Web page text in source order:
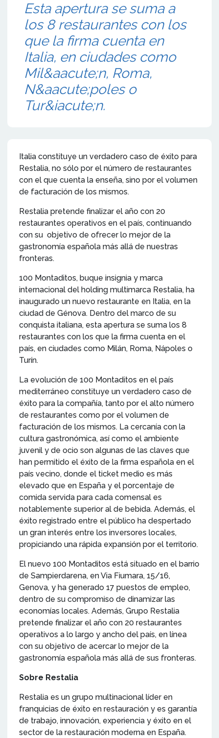
Esta apertura se suma a
los 8 restaurantes con los
que la firma cuenta en
Italia, en ciudades como
Mil&aacute;n, Roma,
N&aacute;poles o
Tur&iacute;n.
Italia constituye un verdadero caso de éxito para
Restalia, no sólo por el número de restaurantes
con el que cuenta la enseña, sino por el volumen
de facturación de los mismos.
Restalia pretende finalizar el año con 20
restaurantes operativos en el país, continuando
con su objetivo de ofrecer lo mejor de la
gastronomía española más allá de nuestras
fronteras.
100 Montaditos, buque insignia y marca
internacional del holding multimarca Restalia, ha
inaugurado un nuevo restaurante en Italia, en la
ciudad de Génova. Dentro del marco de su
conquista italiana, esta apertura se suma los 8
restaurantes con los que la firma cuenta en el
país, en ciudades como Milán, Roma, Nápoles o
Turín.
La evolución de 100 Montaditos en el país
mediterráneo constituye un verdadero caso de
éxito para la compañía, tanto por el alto número
de restaurantes como por el volumen de
facturación de los mismos. La cercanía con la
cultura gastronómica, así como el ambiente
juvenil y de ocio son algunas de las claves que
han permitido el éxito de la firma española en el
país vecino, donde el ticket medio es más
elevado que en España y el porcentaje de
comida servida para cada comensal es
notablemente superior al de bebida. Además, el
éxito registrado entre el público ha despertado
un gran interés entre los inversores locales,
propiciando una rápida expansión por el territorio.
El nuevo 100 Montaditos está situado en el barrio
de Sampierdarena, en Via Fiumara, 15/16,
Genova, y ha generado 17 puestos de empleo,
dentro de su compromiso de dinamizar las
economías locales. Además, Grupo Restalia
pretende finalizar el año con 20 restaurantes
operativos a lo largo y ancho del país, en línea
con su objetivo de acercar lo mejor de la
gastronomía española más allá de sus fronteras.
Sobre Restalia
Restalia es un grupo multinacional líder en
franquicias de éxito en restauración y es garantía
de trabajo, innovación, experiencia y éxito en el
sector de la restauración moderna en España.